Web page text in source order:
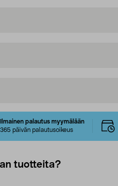
Ilmainen palautus myymälään
365 päivän palautusoikeus
tuotteita?